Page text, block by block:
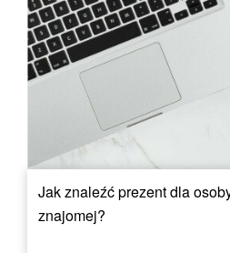
Jak znaleźć prezent dla
znajomej?